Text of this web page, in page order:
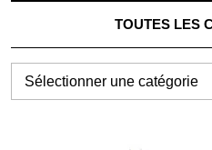
TOUTES LES
TOUTES